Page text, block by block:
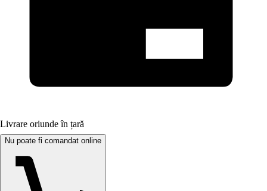
Livrare oriunde în țară
Nu poate fi comandat online